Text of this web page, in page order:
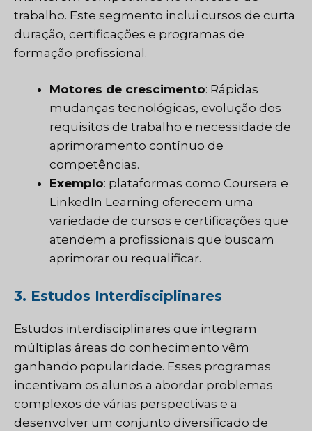
trabalho. Este segmento inclui cursos de curta
duração, certificações e programas de
formação profissional.
Motores de crescimento: Rápidas
mudanças tecnológicas, evolução dos
requisitos de trabalho e necessidade de
aprimoramento contínuo de
competências.
Exemplo: plataformas como Coursera e
LinkedIn Learning oferecem uma
variedade de cursos e certificações que
atendem a profissionais que buscam
aprimorar ou requalificar.
3. Estudos Interdisciplinares
Estudos interdisciplinares que integram
múltiplas áreas do conhecimento vêm
ganhando popularidade. Esses programas
incentivam os alunos a abordar problemas
complexos de várias perspectivas e a
desenvolver um conjunto diversificado de